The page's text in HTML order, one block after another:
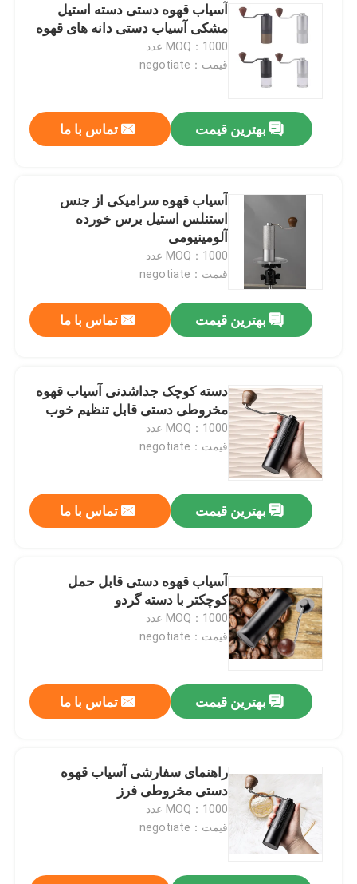
آسیاب قهوه دستی دسته استیل
مشکی آسیاب دستی دانه های قهوه
MOQ：1000 عدد
قیمت：negotiate
بهترین قیمت تماس با ما
آسیاب قهوه سرامیکی از جنس
استنلس استیل برس خورده
آلومینیومی
MOQ：1000 عدد
قیمت：negotiate
بهترین قیمت تماس با ما
دسته کوچک جداشدنی آسیاب قهوه
مخروطی دستی قابل تنظیم خوب
MOQ：1000 عدد
قیمت：negotiate
بهترین قیمت تماس با ما
آسیاب قهوه دستی قابل حمل
کوچکتر با دسته گردو
MOQ：1000 عدد
قیمت：negotiate
بهترین قیمت تماس با ما
راهنمای سفارشی آسیاب قهوه
دستی مخروطی فرز
MOQ：1000 عدد
قیمت：negotiate